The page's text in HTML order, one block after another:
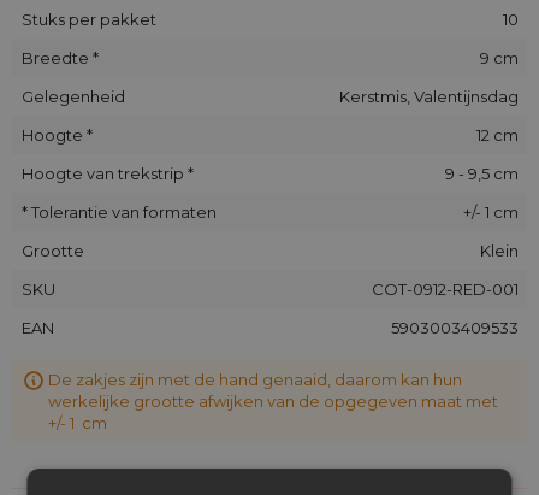
Stuks per pakket
10
Breedte *
9 cm
Gelegenheid
Kerstmis, Valentijnsdag
Hoogte *
12 cm
Hoogte van trekstrip *
9 - 9,5 cm
* Tolerantie van formaten
+/- 1 cm
Grootte
Klein
SKU
COT-0912-RED-001
EAN
5903003409533
De zakjes zijn met de hand genaaid, daarom kan hun
werkelijke grootte afwijken van de opgegeven maat met
+/- 1 cm